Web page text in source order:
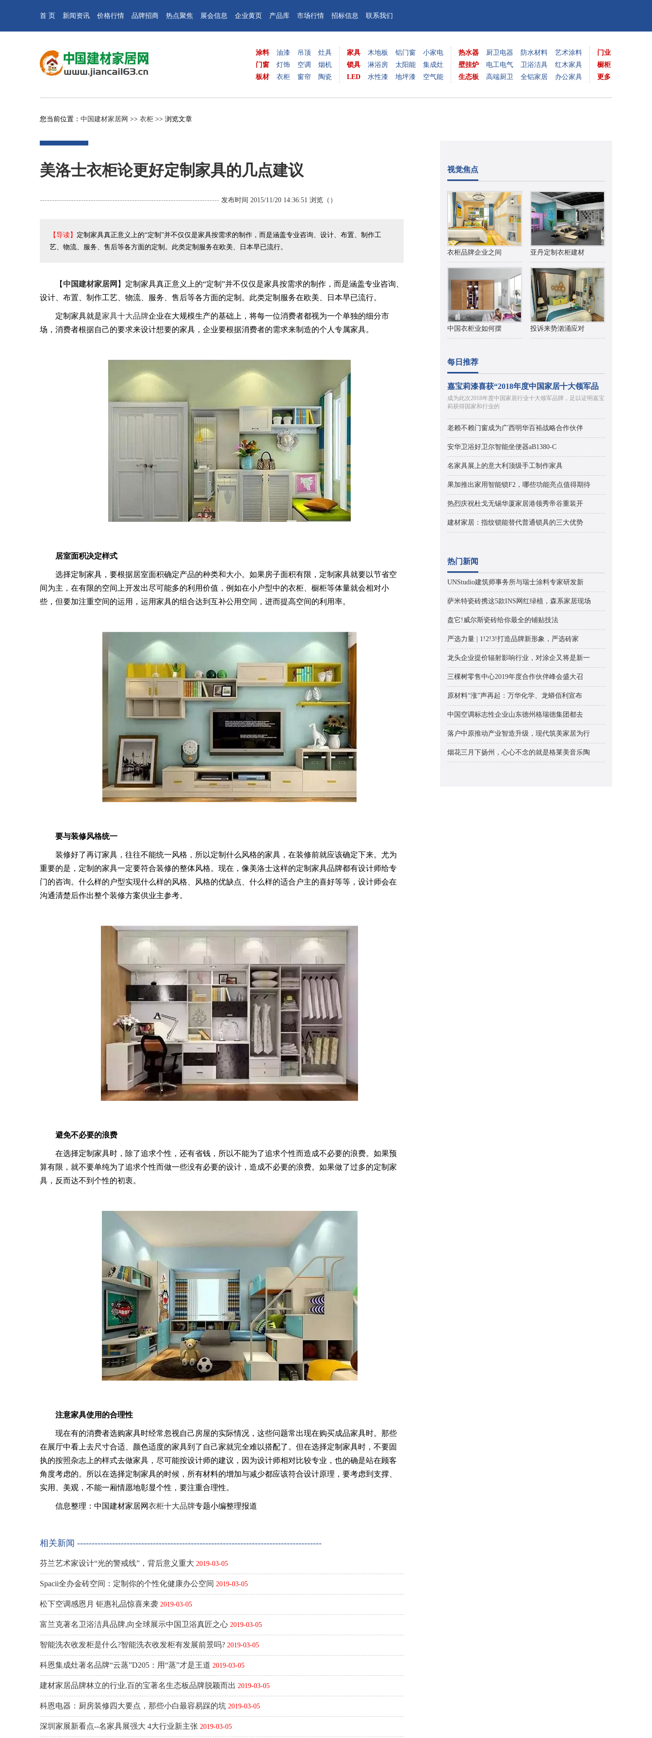
首 页 新闻资讯 价格行情 品牌招商 热点聚焦 展会信息 企业黄页 产品库 市场行情 招标信息 联系我们
涂料
门窗
板材
油漆
灯饰
衣柜
吊顶
空调
窗帘
灶具
烟机
陶瓷
家具
锁具
LED
木地板
淋浴房
水性漆
铝门窗
太阳能
地坪漆
小家电
集成灶
空气能
热水器
壁挂炉
生态板
厨卫电器
电工电气
高端厨卫
防水材料
卫浴洁具
全铝家居
艺术涂料
红木家具
办公家具
门业
橱柜
更多
您当前位置： 中国建材家居网 >> 衣柜 >> 浏览文章
美洛士衣柜论更好定制家具的几点建议
-------------------------------------------------------------------------- 发布时间 2015/11/20 14:36:51 浏览（ ）
【导读】 定制家具真正意义上的“定制”并不仅仅是家具按需求的制作，而是涵盖专业咨询、设计、布置、制作工
艺、物流、服务、售后等各方面的定制。此类定制服务在欧美、日本早已流行。
【 中国建材家居网 】定制家具真正意义上的“定制”并不仅仅是家具按需求的制作，而是涵盖专业咨询、
设计、布置、制作工艺、物流、服务、售后等各方面的定制。此类定制服务在欧美、日本早已流行。
定制家具就是家具十大品牌企业在大规模生产的基础上，将每一位消费者都视为一个单独的细分市
场，消费者根据自己的要求来设计想要的家具，企业要根据消费者的需求来制造的个人专属家具。
居室面积决定样式
选择定制家具，要根据居室面积确定产品的种类和大小。如果房子面积有限，定制家具就要以节省空
间为主，在有限的空间上开发出尽可能多的利用价值，例如在小户型中的衣柜、橱柜等体量就会相对小
些，但要加注重空间的运用，运用家具的组合达到互补公用空间，进而提高空间的利用率。
要与装修风格统一
装修好了再订家具，往往不能统一风格，所以定制什么风格的家具，在装修前就应该确定下来。尤为
重要的是，定制的家具一定要符合装修的整体风格。现在，像美洛士这样的定制家具品牌都有设计师给专
门的咨询。什么样的户型实现什么样的风格、风格的优缺点、什么样的适合户主的喜好等等，设计师会在
沟通清楚后作出整个装修方案供业主参考。
避免不必要的浪费
在选择定制家具时，除了追求个性，还有省钱，所以不能为了追求个性而造成不必要的浪费。如果预
算有限，就不要单纯为了追求个性而做一些没有必要的设计，造成不必要的浪费。如果做了过多的定制家
具，反而达不到个性的初衷。
注意家具使用的合理性
现在有的消费者选购家具时经常忽视自己房屋的实际情况，这些问题常出现在购买成品家具时。那些
在展厅中看上去尺寸合适、颜色适度的家具到了自己家就完全难以搭配了。但在选择定制家具时，不要固
执的按照杂志上的样式去做家具，尽可能按设计师的建议，因为设计师相对比较专业，也的确是站在顾客
角度考虑的。所以在选择定制家具的时候，所有材料的增加与减少都应该符合设计原理，要考虑到支撑、
实用、美观，不能一厢情愿地彰显个性，要注重合理性。
信息整理：中国建材家居网衣柜十大品牌专题小编整理报道
相关新闻 ------------------------------------------------------------------------------------
芬兰艺术家设计“光的警戒线”，背后意义重大 2019-03-05
Spacii全办金砖空间：定制你的个性化健康办公空间 2019-03-05
松下空调感恩月 钜惠礼品惊喜来袭 2019-03-05
富兰克著名卫浴洁具品牌,向全球展示中国卫浴真匠之心 2019-03-05
智能洗衣收发柜是什么?智能洗衣收发柜有发展前景吗? 2019-03-05
科恩集成灶著名品牌“云蒸”D205：用“蒸”才是王道 2019-03-05
建材家居品牌林立的行业,百的宝著名生态板品牌脱颖而出 2019-03-05
科恩电器：厨房装修四大要点，那些小白最容易踩的坑 2019-03-05
深圳家展新看点--名家具展强大 4大行业新主张 2019-03-05
视觉焦点
衣柜品牌企业之间 亚丹定制衣柜建材
中国衣柜业如何摆 投诉来势汹涌应对
每日推荐
嘉宝莉漆喜获“2018年度中国家居十大领军品
成为此次2018年度中国家居行业十大领军品牌，足以证明嘉宝
莉获得国家和行业的
老赖不赖门窗成为广西明华百裕战略合作伙伴
安华卫浴好卫尔智能坐便器aB1380-C
名家具展上的意大利顶级手工制作家具
果加推出家用智能锁F2，哪些功能亮点值得期待
热烈庆祝杜戈无锡华厦家居港领秀帝谷重装开
建材家居：指纹锁能替代普通锁具的三大优势
热门新闻
UNStudio建筑师事务所与瑞士涂料专家研发新
萨米特瓷砖携这5款INS网红绿植，森系家居现场
盘它!威尔斯瓷砖给你最全的铺贴技法
严选力量 | 1!2!3!打造品牌新形象，严选砖家
龙头企业提价辐射影响行业，对涂企又将是新一
三棵树零售中心2019年度合作伙伴峰会盛大召
原材料“涨”声再起：万华化学、龙蟒佰利宣布
中国空调标志性企业山东德州格瑞德集团都去
落户中原推动产业智造升级，现代筑美家居为行
烟花三月下扬州，心心不念的就是格莱美音乐陶